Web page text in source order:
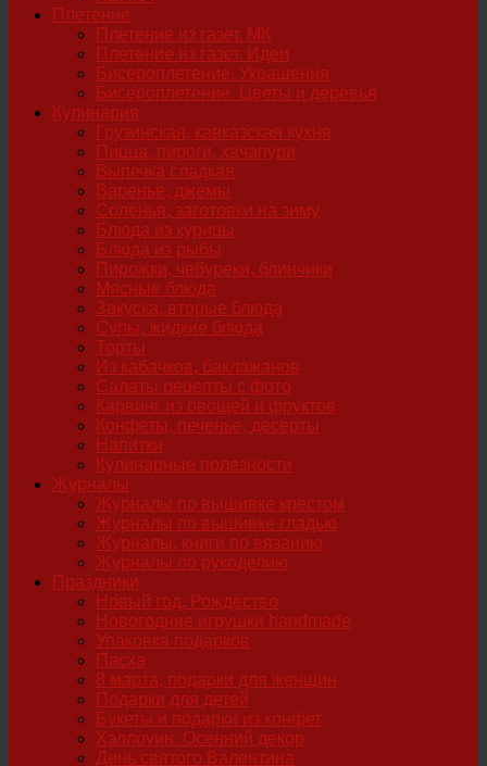
Плетение
Плетение из газет. МК
Плетение из газет. Идеи
Бисероплетение. Украшения
Бисероплетение. Цветы и деревья
Кулинария
Грузинская, кавказская кухня
Пицца, пироги, хачапури
Выпечка сладкая
Варенье, джемы
Соленья, заготовки на зиму
Блюда из курицы
Блюда из рыбы
Пирожки, чебуреки, блинчики
Мясные блюда
Закуска, вторые блюда
Супы, жидкие блюда
Торты
Из кабачков, баклажанов
Салаты рецепты с фото
Карвинг из овощей и фруктов
Конфеты, печенье, десерты
Напитки
Кулинарные полезности
Журналы
Журналы по вышивке крестом
Журналы по вышивке гладью
Журналы, книги по вязанию
Журналы по рукоделию
Праздники
Новый год, Рождество
Новогодние игрушки handmade
Упаковка подарков
Пасха
8 марта, подарки для женщин
Подарки для детей
Букеты и подарки из конфет
Хэллоуин. Осенний декор
День святого Валентина